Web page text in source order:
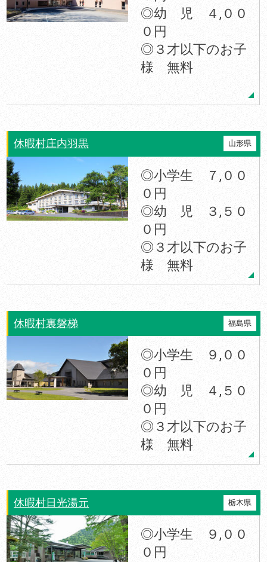
◎幼 児 ４,００
０円
◎３才以下のお子
様 無料
休暇村庄内羽黒 山形県
◎小学生 ７,００
０円
◎幼 児 ３,５０
０円
◎３才以下のお子
様 無料
休暇村裏磐梯 福島県
◎小学生 ９,００
０円
◎幼 児 ４,５０
０円
◎３才以下のお子
様 無料
休暇村日光湯元 栃木県
◎小学生 ９,００
０円